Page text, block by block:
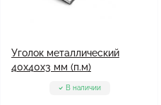
Уголок металлический
40x40x3 мм (п.м)
В наличии